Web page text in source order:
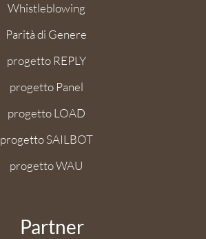
Whistleblowing
Parità di Genere
progetto REPLY
progetto Panel
progetto LOAD
progetto SAILBOT
progetto WAU
Partner